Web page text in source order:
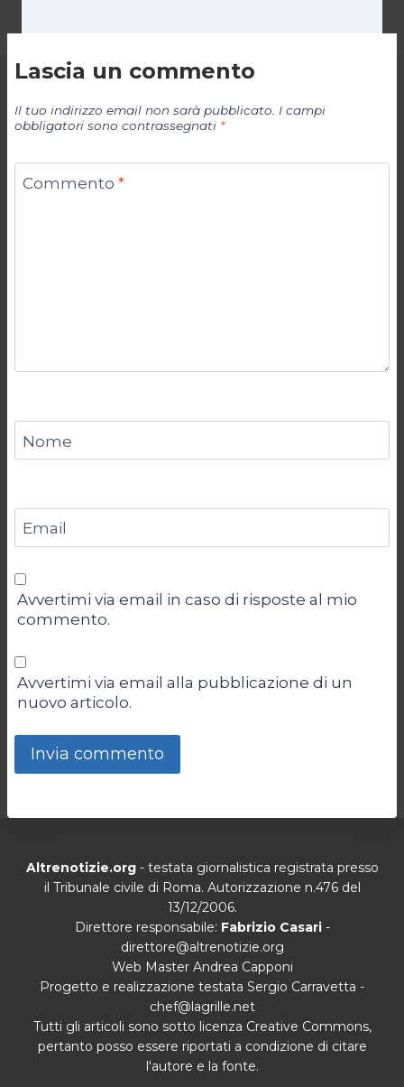
Lascia un commento
Il tuo indirizzo email non sarà pubblicato. I campi
obbligatori sono contrassegnati *
Commento *
Nome
Email
Avvertimi via email in caso di risposte al mio
commento.
Avvertimi via email alla pubblicazione di un
nuovo articolo.
Altrenotizie.org- testata giornalistica registrata presso
il Tribunale civile di Roma. Autorizzazione n.476 del
13/12/2006.
Direttore responsabile: Fabrizio Casari-
direttore@altrenotizie.org
Web Master Andrea Capponi
Progetto e realizzazione testata Sergio Carravetta -
chef@lagrille.net
Tutti gli articoli sono sotto licenza Creative Commons,
pertanto posso essere riportati a condizione di citare
l'autore e la fonte.